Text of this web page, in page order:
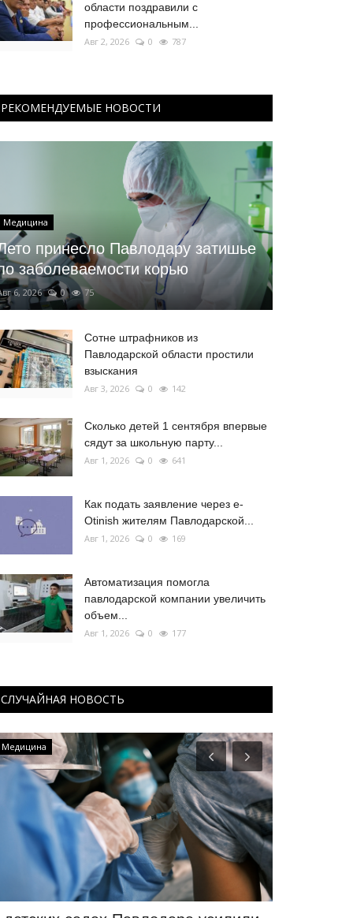
области поздравили с
профессиональным...
Авг 2, 2026 0 787
РЕКОМЕНДУЕМЫЕ НОВОСТИ
Медицина
принесло Павлодару затишье
заболеваемости корью
6, 2026 0 75
Сотне штрафников из
Павлодарской области простили
взыскания
Авг 3, 2026 0 142
Сколько детей 1 сентября впервые
сядут за школьную парту...
Авг 1, 2026 0 641
Как подать заявление через e-
Otinish жителям Павлодарской...
Авг 1, 2026 0 169
Автоматизация помогла
павлодарской компании увеличить
объем...
Авг 1, 2026 0 177
СЛУЧАЙНАЯ НОВОСТЬ
Медицина